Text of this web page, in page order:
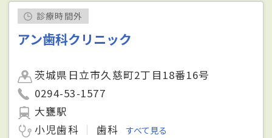
診療時間外
アン歯科クリニック
茨城県日立市久慈町2丁目18番16号
0294-53-1577
大甕駅
小児歯科
歯科 すべて見る